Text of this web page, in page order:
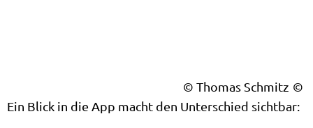
© Thomas Schmitz
Ein Blick in die App macht den Unterschied sichtbar: